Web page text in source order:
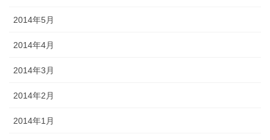
2014年5月
2014年4月
2014年3月
2014年2月
2014年1月